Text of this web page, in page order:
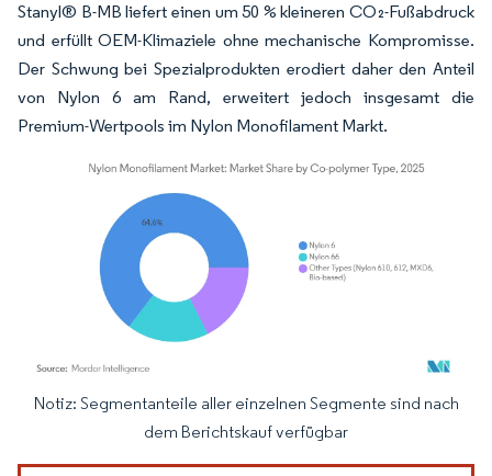
Stanyl® B-MB liefert einen um 50 % kleineren CO₂-Fußabdruck
und erfüllt OEM-Klimaziele ohne mechanische Kompromisse.
Der Schwung bei Spezialprodukten erodiert daher den Anteil
von Nylon 6 am Rand, erweitert jedoch insgesamt die
Premium-Wertpools im Nylon Monofilament Markt.
Bild © Mordor Intelligence. Wiederverwendung erfordert Namensnennung
Notiz: Segmentanteile aller einzelnen Segmente sind nach
dem Berichtskauf verfügbar